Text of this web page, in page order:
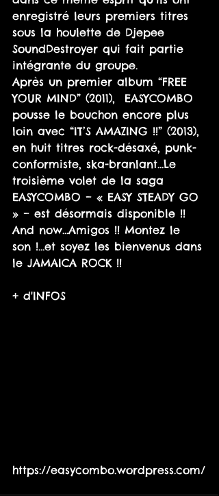
enregistré leurs premiers titres
sous la houlette de Djepee
SoundDestroyer qui fait partie
intégrante du groupe.
Après un premier album “FREE
YOUR MIND” (2011),  EASYCOMBO
pousse le bouchon encore plus
loin avec “IT’S AMAZING !!” (2013),
en huit titres rock-désaxé, punk-
conformiste, ska-branlant…Le
troisième volet de la saga
EASYCOMBO – « EASY STEADY GO
» – est désormais disponible !!
And now…Amigos !! Montez le
son !…et soyez les bienvenus dans
le JAMAICA ROCK !!
+ d'INFOS
https://easycombo.wordpress.com/